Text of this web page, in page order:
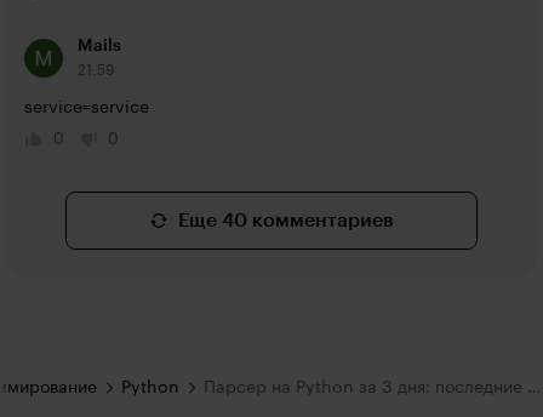
Mails
21:59
service=service
0
0
Еще 40 комментариев
Python Парсер на Python за 3 дня: последние штрихи и подведение итогов